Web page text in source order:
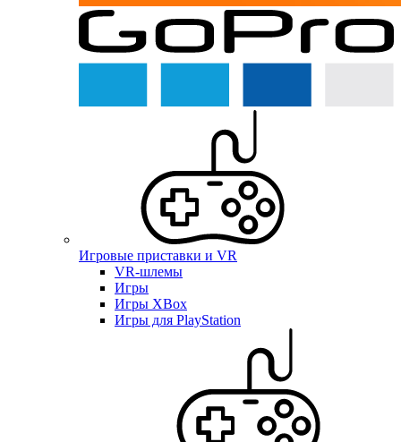
Игровые приставки и VR
VR-шлемы
Игры
Игры XBox
Игры для PlayStation